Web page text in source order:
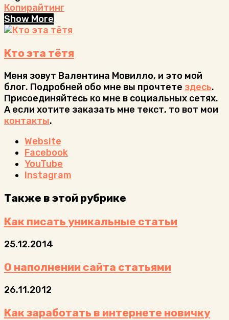
приносить
прибыль
Копирайтинг
Show More
Кто эта тётя
Меня зовут Валентина Мовилло, и это мой
блог. Подробней обо мне вы прочтете здесь.
Присоединяйтесь ко мне в социальных сетях.
А если хотите заказать мне текст, то вот мои
контакты.
Website
Facebook
YouTube
Instagram
Также в этой рубрике
Как писать уникальные статьи
25.12.2014
О наполнении сайта статьями
26.11.2012
Как заработать в интернете новичку